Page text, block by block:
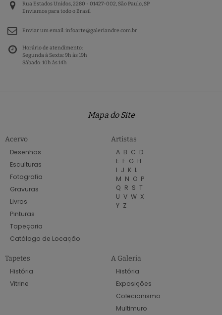
Rua Estados Unidos, 2280 - 01427-002, São Paulo, SP
Enviamos para todo o Brasil
Enviar um email:infoarte@galeriandre.com.br
Horário de atendimento:
Segunda à Sexta: 9h às 19h
Sábado: 10h às 14h
Mapa do Site
Acervo
Desenhos
Esculturas
Fotografia
Gravuras
Livros
Pinturas
Tapeçaria
Catálogo de Locação
Artistas
A B C D
E F G H
I J K L
M N O P
Q R S T
U V W X
Y Z
Tapetes
História
Vitrine
A Galeria
História
Exposições
Colecionismo
Multimuro